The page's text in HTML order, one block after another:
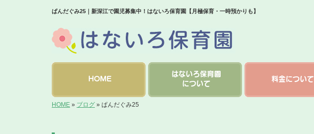
ぱんだぐみ25｜新深江で園児募集中！はないろ保育園【月極保育・一時預かりも】
HOME
はないろ保育園
について
料金について
HOME » ブログ » ぱんだぐみ25